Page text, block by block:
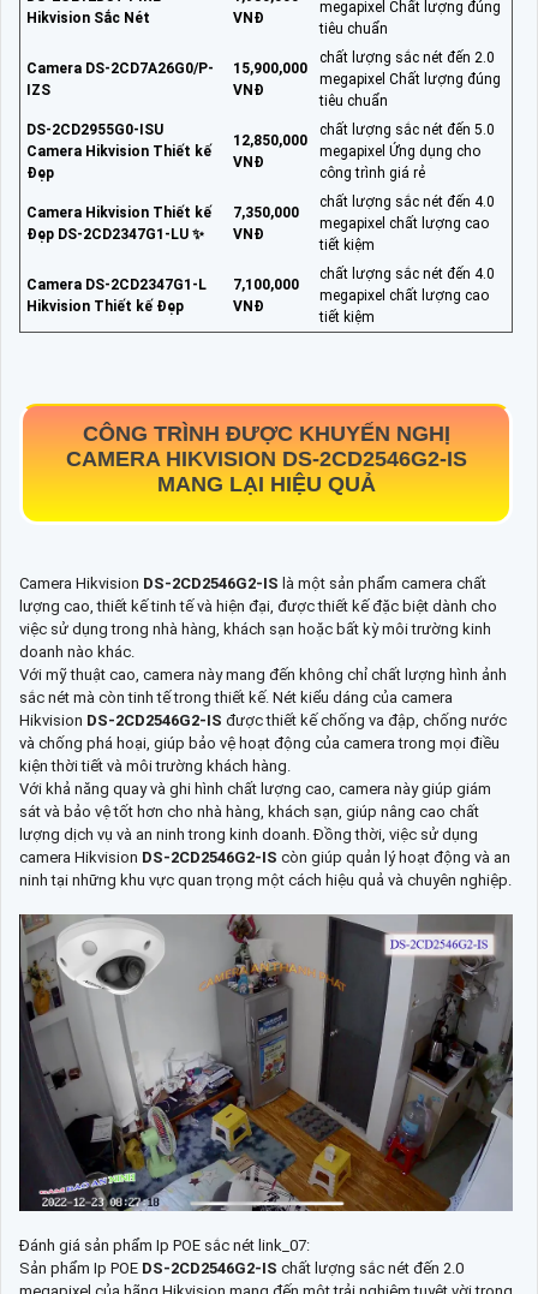
Hikvision Sắc Nét
VNĐ
megapixel Chất lượng đúng
tiêu chuẩn
Camera DS-2CD7A26G0/P-
IZS
15,900,000
VNĐ
chất lượng sắc nét đến 2.0
megapixel Chất lượng đúng
tiêu chuẩn
DS-2CD2955G0-ISU
Camera Hikvision Thiết kế
Đẹp
12,850,000
VNĐ
chất lượng sắc nét đến 5.0
megapixel Ứng dụng cho
công trình giá rẻ
Camera Hikvision Thiết kế
Đẹp DS-2CD2347G1-LU ✨
7,350,000
VNĐ
chất lượng sắc nét đến 4.0
megapixel chất lượng cao
tiết kiệm
Camera DS-2CD2347G1-L
Hikvision Thiết kế Đẹp
7,100,000
VNĐ
chất lượng sắc nét đến 4.0
megapixel chất lượng cao
tiết kiệm
CÔNG TRÌNH ĐƯỢC KHUYẾN NGHỊ
CAMERA HIKVISION DS-2CD2546G2-IS
MANG LẠI HIỆU QUẢ
Camera Hikvision DS-2CD2546G2-IS là một sản phẩm camera chất
lượng cao, thiết kế tinh tế và hiện đại, được thiết kế đặc biệt dành cho
việc sử dụng trong nhà hàng, khách sạn hoặc bất kỳ môi trường kinh
doanh nào khác.
Với mỹ thuật cao, camera này mang đến không chỉ chất lượng hình ảnh
sắc nét mà còn tinh tế trong thiết kế. Nét kiểu dáng của camera
Hikvision DS-2CD2546G2-IS được thiết kế chống va đập, chống nước
và chống phá hoại, giúp bảo vệ hoạt động của camera trong mọi điều
kiện thời tiết và môi trường khách hàng.
Với khả năng quay và ghi hình chất lượng cao, camera này giúp giám
sát và bảo vệ tốt hơn cho nhà hàng, khách sạn, giúp nâng cao chất
lượng dịch vụ và an ninh trong kinh doanh. Đồng thời, việc sử dụng
camera Hikvision DS-2CD2546G2-IS còn giúp quản lý hoạt động và an
ninh tại những khu vực quan trọng một cách hiệu quả và chuyên nghiệp.
Đánh giá sản phẩm Ip POE sắc nét link_07:
Sản phẩm Ip POE DS-2CD2546G2-IS chất lượng sắc nét đến 2.0